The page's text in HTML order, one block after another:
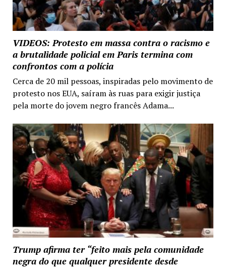
VIDEOS: Protesto em massa contra o racismo e
a brutalidade policial em Paris termina com
confrontos com a polícia
Cerca de 20 mil pessoas, inspiradas pelo movimento de
protesto nos EUA, saíram às ruas para exigir justiça
pela morte do jovem negro francês Adama...
Trump afirma ter “feito mais pela comunidade
negra do que qualquer presidente desde